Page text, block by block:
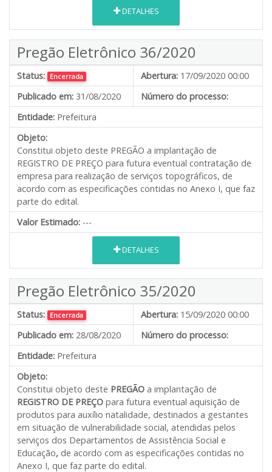
DETALHES
Pregão Eletrônico 36/2020
Status: Encerrada Abertura: 17/09/2020 00:00
Publicado em: 31/08/2020
Número do processo:
Entidade: Prefeitura
Objeto:
Constitui objeto deste PREGÃO a implantação de
REGISTRO DE PREÇO para futura eventual contratação de
empresa para realização de serviços topográficos, de
acordo com as especificações contidas no Anexo I, que faz
parte do edital.
Valor Estimado: ---
DETALHES
Pregão Eletrônico 35/2020
Status: Encerrada Abertura: 15/09/2020 00:00
Publicado em: 28/08/2020
Número do processo:
Entidade: Prefeitura
Objeto:
Constitui objeto deste PREGÃO a implantação de
REGISTRO DE PREÇO para futura eventual aquisição de
produtos para auxílio natalidade, destinados a gestantes
em situação de vulnerabilidade social, atendidas pelos
serviços dos Departamentos de Assistência Social e
Educação, de acordo com as especificações contidas no
Anexo I, que faz parte do edital.